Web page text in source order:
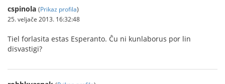
cspinola (Prikaz profila)
25. veljače 2013. 16:32:48
Tiel forlasita estas Esperanto. Ĉu ni kunlaborus por lin
disvastigi?